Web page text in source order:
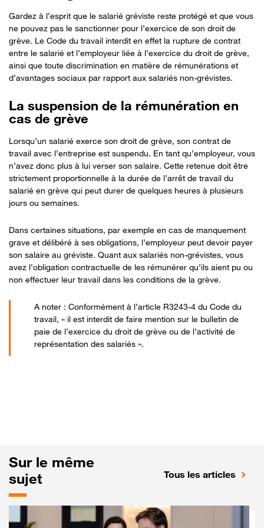
Gardez à l’esprit que le salarié gréviste reste protégé et que vous
ne pouvez pas le sanctionner pour l’exercice de son droit de
grève. Le Code du travail interdit en effet la rupture de contrat
entre le salarié et l’employeur liée à l’exercice du droit de grève,
ainsi que toute discrimination en matière de rémunérations et
d’avantages sociaux par rapport aux salariés non-grévistes.
La suspension de la rémunération en
cas de grève
Lorsqu’un salarié exerce son droit de grève, son contrat de
travail avec l’entreprise est suspendu. En tant qu’employeur, vous
n’avez donc plus à lui verser son salaire. Cette retenue doit être
strictement proportionnelle à la durée de l’arrêt de travail du
salarié en grève qui peut durer de quelques heures à plusieurs
jours ou semaines.
Dans certaines situations, par exemple en cas de manquement
grave et délibéré à ses obligations, l’employeur peut devoir payer
son salaire au gréviste. Quant aux salariés non-grévistes, vous
avez l’obligation contractuelle de les rémunérer qu’ils aient pu ou
non effectuer leur travail dans les conditions de la grève.
A noter : Conformément à l’article R3243-4 du Code du
travail, « il est interdit de faire mention sur le bulletin de
paie de l’exercice du droit de grève ou de l’activité de
représentation des salariés ».
Sur le même
sujet
Tous les articles